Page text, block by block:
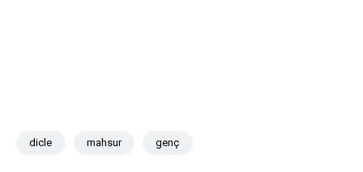
dicle mahsur genç